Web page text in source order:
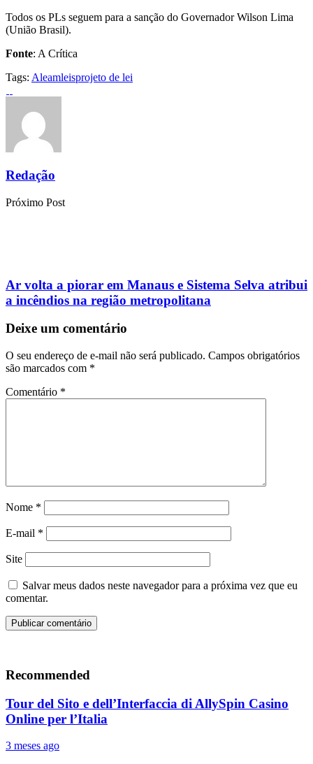
Todos os PLs seguem para a sanção do Governador Wilson Lima
(União Brasil).
Fonte: A Crítica
Tags: Aleamleisprojeto de lei
Redação
Próximo Post
Ar volta a piorar em Manaus e Sistema Selva atribui
a incêndios na região metropolitana
Deixe um comentário
O seu endereço de e-mail não será publicado. Campos obrigatórios
são marcados com *
Comentário *
Nome *
E-mail *
Site
Salvar meus dados neste navegador para a próxima vez que eu
comentar.
Recommended
Tour del Sito e dell’Interfaccia di AllySpin Casino
Online per l’Italia
3 meses ago